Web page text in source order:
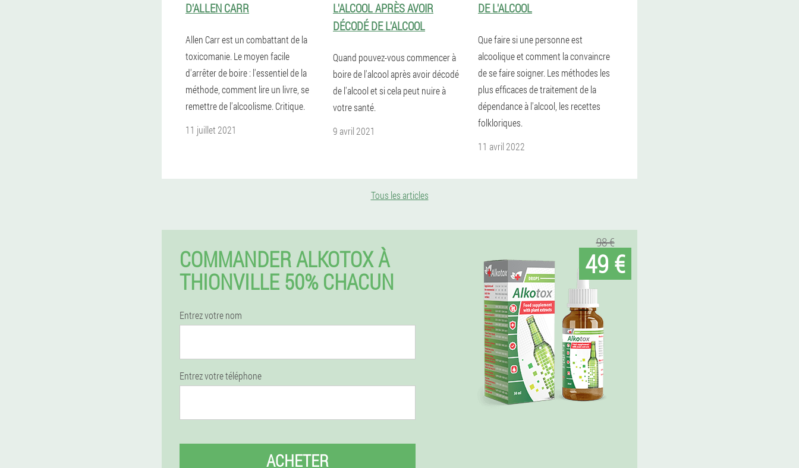
D'ALLEN CARR
Allen Carr est un combattant de la
toxicomanie. Le moyen facile
d'arrêter de boire : l'essentiel de la
méthode, comment lire un livre, se
remettre de l'alcoolisme. Critique.
11 juillet 2021
L'ALCOOL APRÈS AVOIR
DÉCODÉ DE L'ALCOOL
Quand pouvez-vous commencer à
boire de l'alcool après avoir décodé
de l'alcool et si cela peut nuire à
votre santé.
9 avril 2021
DE L'ALCOOL
Que faire si une personne est
alcoolique et comment la convaincre
de se faire soigner. Les méthodes les
plus efficaces de traitement de la
dépendance à l'alcool, les recettes
folkloriques.
11 avril 2022
Tous les articles
COMMANDER ALKOTOX À
THIONVILLE 50% CHACUN
Entrez votre nom
Entrez votre téléphone
ACHETER
98 €
49 €